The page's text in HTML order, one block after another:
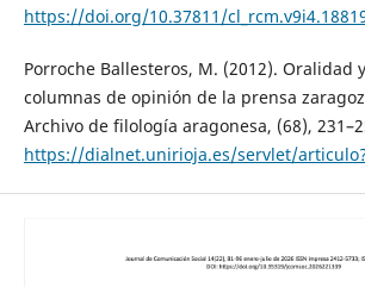
https://doi.org/10.37811/
Porroche Ballesteros, M. (2012). Oralidad
columnas de opinión de la prensa
Archivo de filología aragonesa, (68),
https://dialnet.unirioja.es/servlet/